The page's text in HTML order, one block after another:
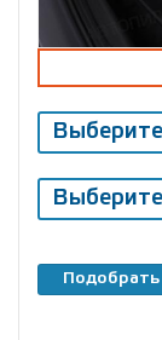
Подобрать